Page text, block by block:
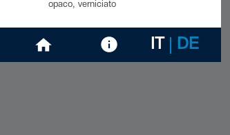
opaco, verniciato
IT DE